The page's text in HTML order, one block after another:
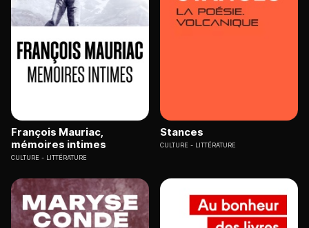
François Mauriac,
mémoires intimes
CULTURE LITTÉRATURE
Stances
CULTURE LITTÉRATURE